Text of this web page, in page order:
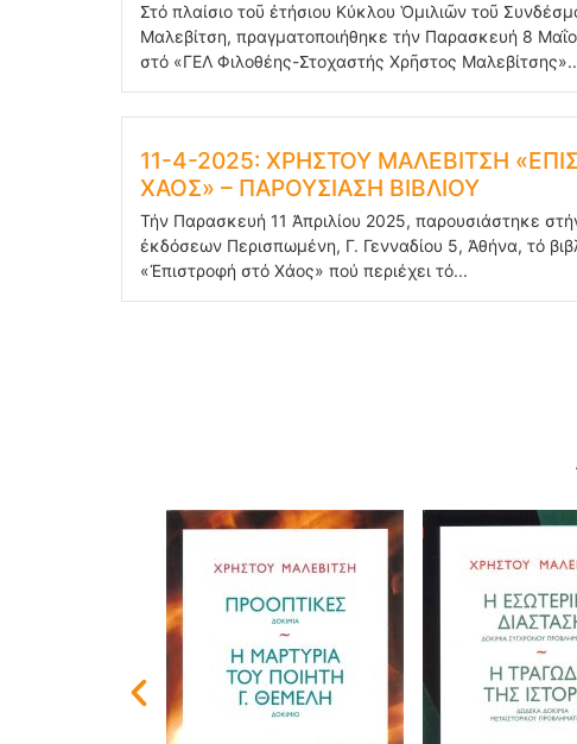
Στό πλαίσιο τοῦ ἐτήσιου Κύκλου Ὁμιλιῶν τοῦ
Μαλεβίτση, πραγματοποιήθηκε τήν Παρασκευή 8
στό «ΓΕΛ Φιλοθέης-Στοχαστής Χρῆστος
11-4-2025: ΧΡΗΣΤΟΥ ΜΑΛΕΒΙΤΣΗ
ΧΑΟΣ» – ΠΑΡΟΥΣΙΑΣΗ ΒΙΒΛΙΟΥ
Τήν Παρασκευή 11 Ἀπριλίου 2025, παρουσιάστηκε
ἐκδόσεων Περισπωμένη, Γ. Γενναδίου 5, Ἀθήνα, τό
«Ἐπιστροφή στό Χάος» πού περιέχει τό...